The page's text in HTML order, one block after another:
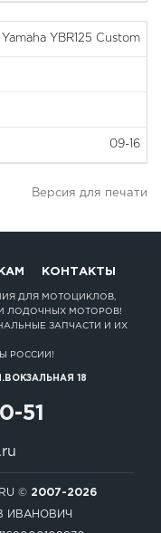
Yamaha YBR125 Custom
09-16
Версия для печати
КОНТАКТЫ
ДЛЯ МОТОЦИКЛОВ,
ЛОДОЧНЫХ МОТОРОВ!
ЗАПЧАСТИ И ИХ
РОССИИ!
18
51
© 2007-2026
ИВАНОВИЧ